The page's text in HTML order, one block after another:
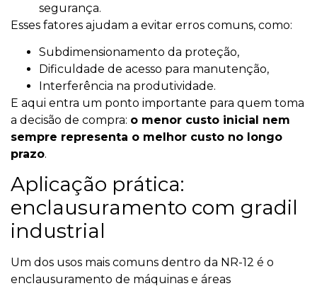
segurança.
Esses fatores ajudam a evitar erros comuns, como:
Subdimensionamento da proteção,
Dificuldade de acesso para manutenção,
Interferência na produtividade.
E aqui entra um ponto importante para quem toma
a decisão de compra: o menor custo inicial nem
sempre representa o melhor custo no longo
prazo.
Aplicação prática:
enclausuramento com gradil
industrial
Um dos usos mais comuns dentro da NR-12 é o
enclausuramento de máquinas e áreas